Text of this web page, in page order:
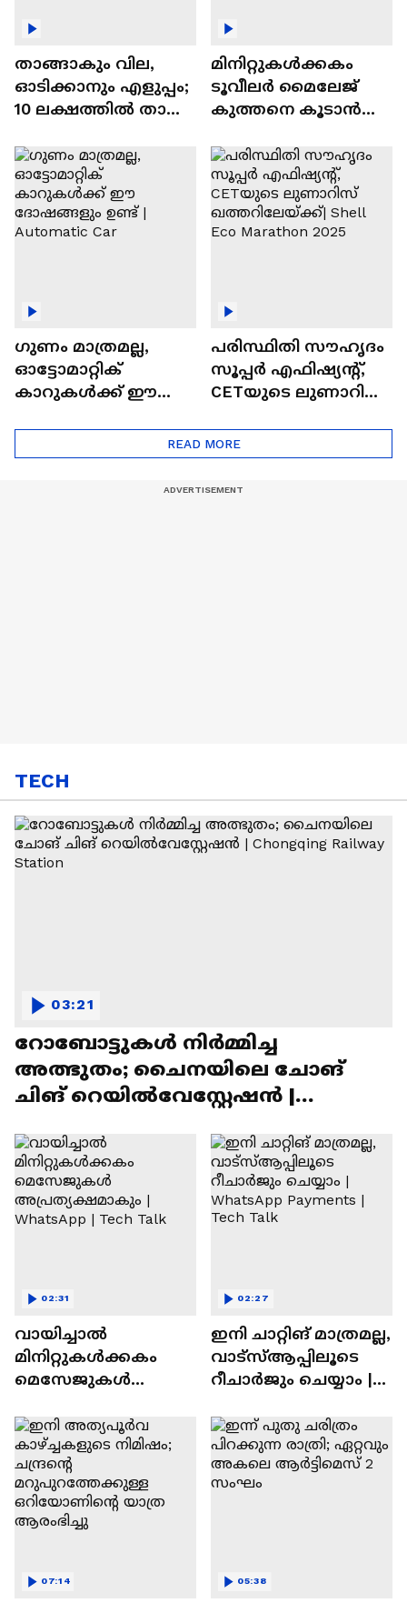
താങ്ങാകും വില,
ഓടിക്കാനും എളുപ്പം;
10 ലക്ഷത്തിൽ താഴെ
ഓട്ടോമാറ്റിക്ക്
എസ്‍യുവികൾ
മിനിറ്റുകൾക്കകം
ടൂവീലർ മൈലേജ്
കുത്തനെ കൂടാൻ
ഗുണം മാത്രമല്ല,
ഓട്ടോമാറ്റിക്
കാറുകൾക്ക് ഈ
പരിസ്ഥിതി സൗഹൃദം
സൂപ്പർ എഫിഷ്യന്റ്,
CETയുടെ ലുണാറിസ്
Eco Marathon 2025
READ MORE
TECH
റോബോട്ടുകൾ നിർമ്മിച്ച
അത്ഭുതം; ചൈനയിലെ ചോങ്
ചിങ് റെയിൽവേസ്റ്റേഷൻ |
03:21
വായിച്ചാൽ
മിനിറ്റുകൾക്കകം
മെസേജുകള്‍
WhatsApp | Tech Talk
02:31
ഇനി ചാറ്റിങ് മാത്രമല്ല,
വാട്‌സ്‌ആപ്പിലൂടെ
റീചാർജും ചെയ്യാം |
Tech Talk
02:27
07:14 05:38